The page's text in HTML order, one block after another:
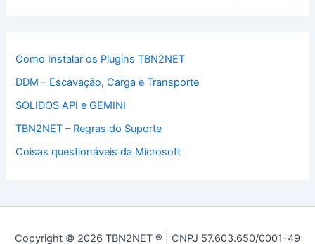
Como Instalar os Plugins TBN2NET
DDM – Escavação, Carga e Transporte
SOLIDOS API e GEMINI
TBN2NET – Regras do Suporte
Coisas questionáveis da Microsoft
Copyright © 2026 TBN2NET ® | CNPJ 57.603.650/0001-49